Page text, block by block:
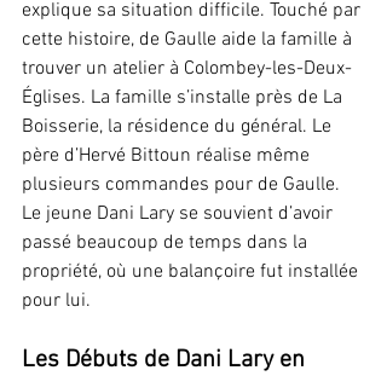
explique sa situation difficile. Touché par
cette histoire, de Gaulle aide la famille à
trouver un atelier à Colombey-les-Deux-
Églises. La famille s’installe près de La
Boisserie, la résidence du général. Le
père d’Hervé Bittoun réalise même
plusieurs commandes pour de Gaulle.
Le jeune Dani Lary se souvient d’avoir
passé beaucoup de temps dans la
propriété, où une balançoire fut installée
pour lui.
Les Débuts de Dani Lary en